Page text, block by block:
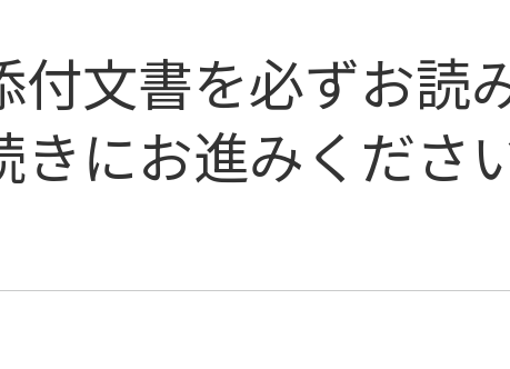
文書を必ずお読
にお進みください